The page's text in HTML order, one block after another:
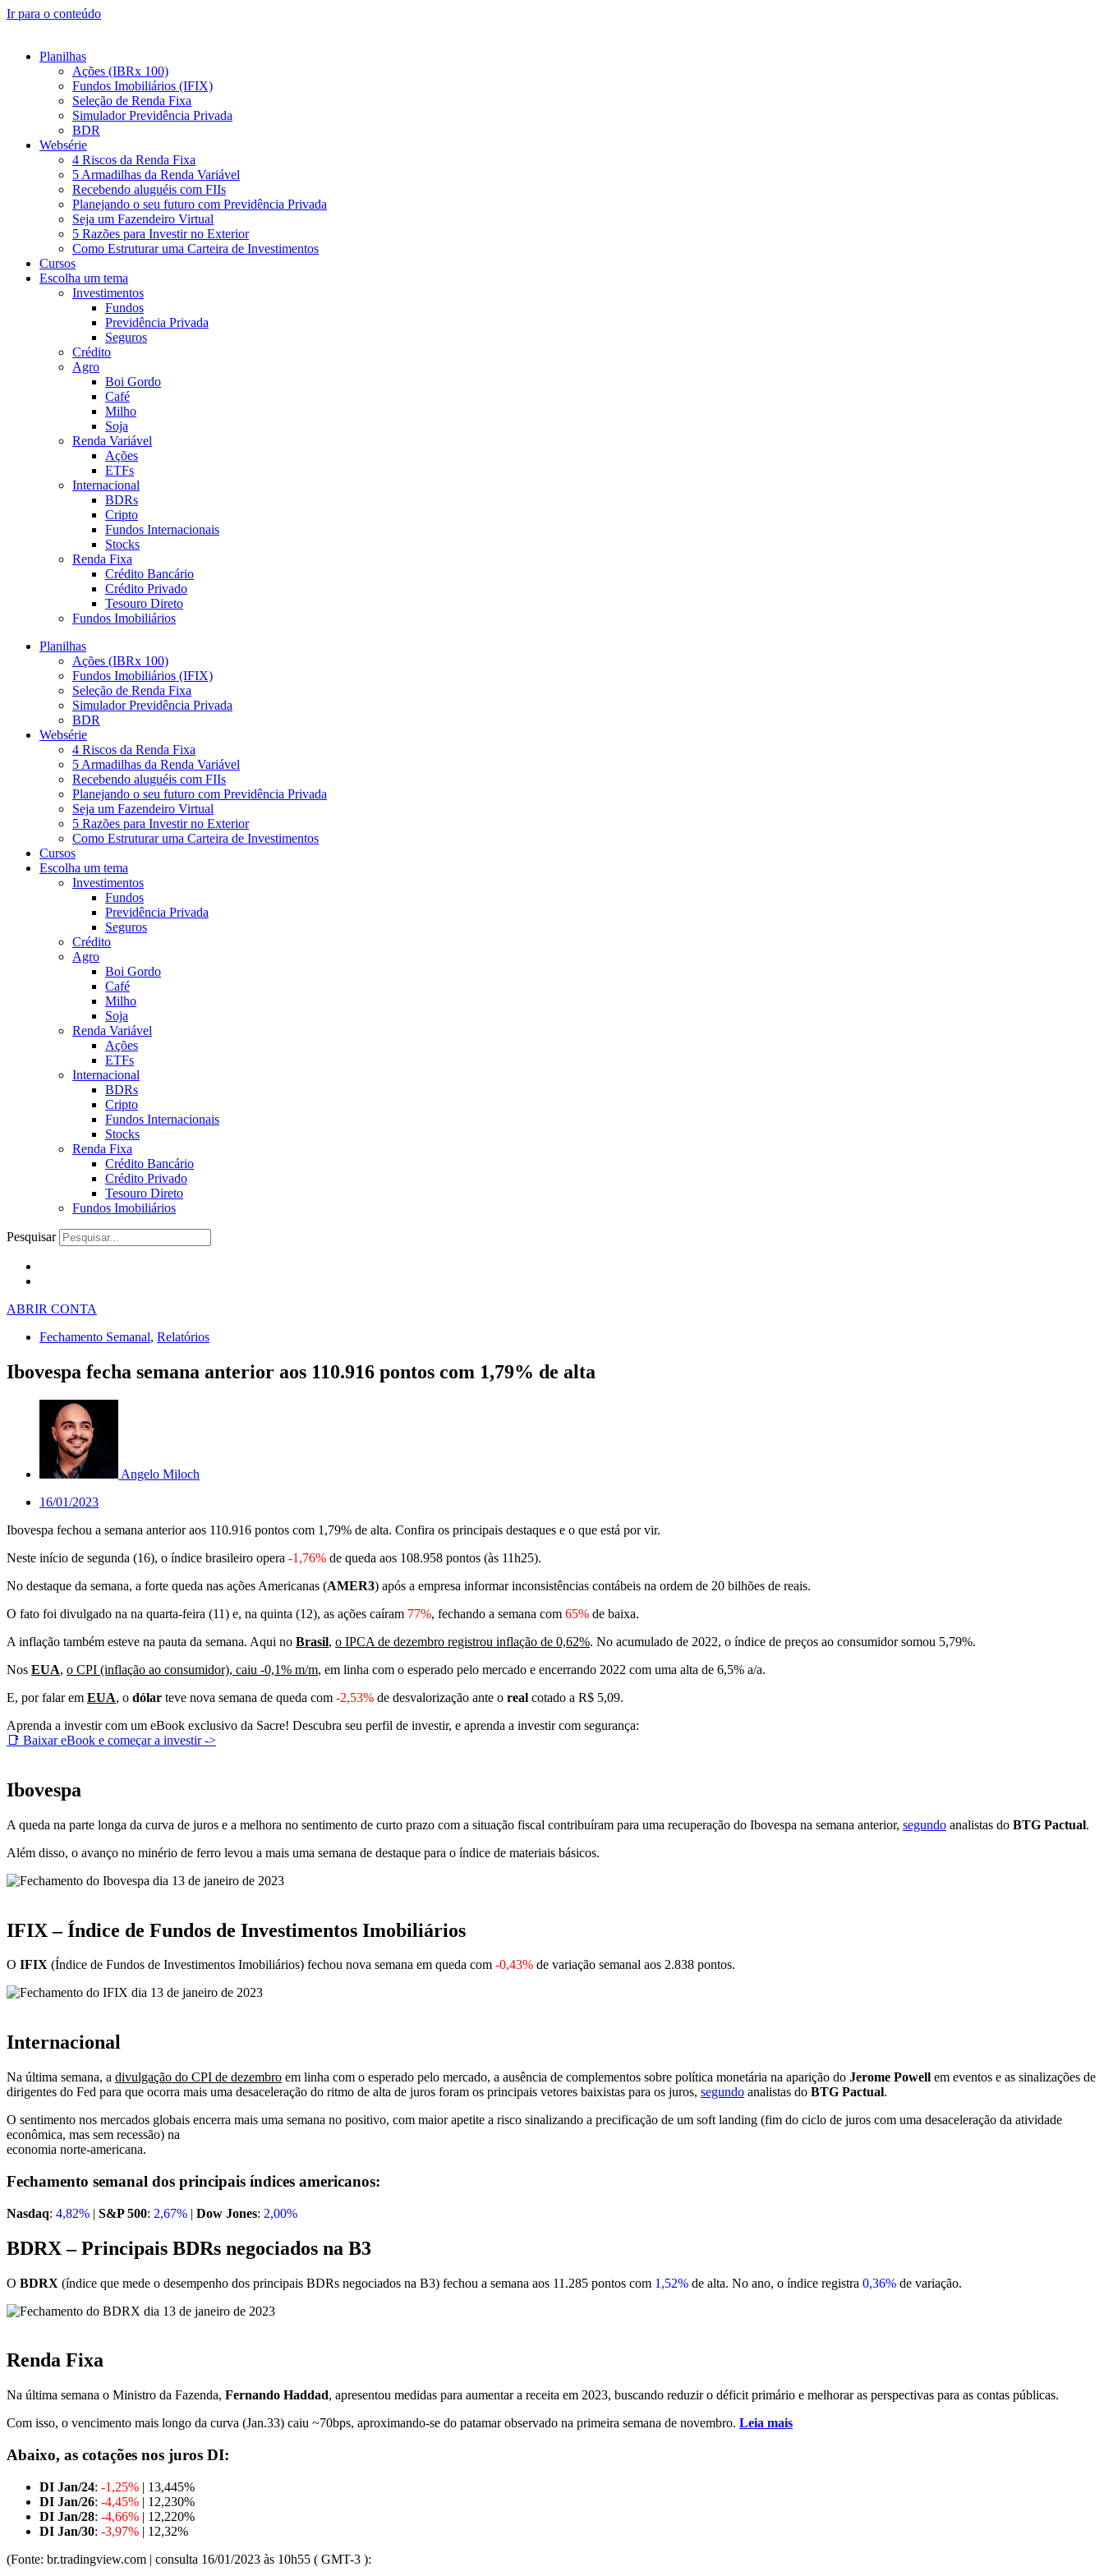
Ir para o conteúdo
Planilhas
Ações (IBRx 100)
Fundos Imobiliários (IFIX)
Seleção de Renda Fixa
Simulador Previdência Privada
BDR
Websérie
4 Riscos da Renda Fixa
5 Armadilhas da Renda Variável
Recebendo aluguéis com FIIs
Planejando o seu futuro com Previdência Privada
Seja um Fazendeiro Virtual
5 Razões para Investir no Exterior
Como Estruturar uma Carteira de Investimentos
Cursos
Escolha um tema
Investimentos
Fundos
Previdência Privada
Seguros
Crédito
Agro
Boi Gordo
Café
Milho
Soja
Renda Variável
Ações
ETFs
Internacional
BDRs
Cripto
Fundos Internacionais
Stocks
Renda Fixa
Crédito Bancário
Crédito Privado
Tesouro Direto
Fundos Imobiliários
Planilhas
Ações (IBRx 100)
Fundos Imobiliários (IFIX)
Seleção de Renda Fixa
Simulador Previdência Privada
BDR
Websérie
4 Riscos da Renda Fixa
5 Armadilhas da Renda Variável
Recebendo aluguéis com FIIs
Planejando o seu futuro com Previdência Privada
Seja um Fazendeiro Virtual
5 Razões para Investir no Exterior
Como Estruturar uma Carteira de Investimentos
Cursos
Escolha um tema
Investimentos
Fundos
Previdência Privada
Seguros
Crédito
Agro
Boi Gordo
Café
Milho
Soja
Renda Variável
Ações
ETFs
Internacional
BDRs
Cripto
Fundos Internacionais
Stocks
Renda Fixa
Crédito Bancário
Crédito Privado
Tesouro Direto
Fundos Imobiliários
Pesquisar
ABRIR CONTA
Fechamento Semanal, Relatórios
Ibovespa fecha semana anterior aos 110.916 pontos com 1,79% de alta
Angelo Miloch
16/01/2023
Ibovespa fechou a semana anterior aos 110.916 pontos com 1,79% de alta. Confira os principais destaques e o que está por vir.
Neste início de segunda (16), o índice brasileiro opera -1,76% de queda aos 108.958 pontos (às 11h25).
No destaque da semana, a forte queda nas ações Americanas (AMER3) após a empresa informar inconsistências contábeis na ordem de 20 bilhões de reais.
O fato foi divulgado na na quarta-feira (11) e, na quinta (12), as ações caíram 77%, fechando a semana com 65% de baixa.
A inflação também esteve na pauta da semana. Aqui no Brasil, o IPCA de dezembro registrou inflação de 0,62%. No acumulado de 2022, o índice de preços ao consumidor somou 5,79%.
Nos EUA, o CPI (inflação ao consumidor), caiu -0,1% m/m, em linha com o esperado pelo mercado e encerrando 2022 com uma alta de 6,5% a/a.
E, por falar em EUA, o dólar teve nova semana de queda com -2,53% de desvalorização ante o real cotado a R$ 5,09.
Aprenda a investir com um eBook exclusivo da Sacre! Descubra seu perfil de investir, e aprenda a investir com segurança:
📑 Baixar eBook e começar a investir ->
Ibovespa
A queda na parte longa da curva de juros e a melhora no sentimento de curto prazo com a situação fiscal contribuíram para uma recuperação do Ibovespa na semana anterior, segundo analistas do BTG Pactual.
Além disso, o avanço no minério de ferro levou a mais uma semana de destaque para o índice de materiais básicos.
IFIX – Índice de Fundos de Investimentos Imobiliários
O IFIX (Índice de Fundos de Investimentos Imobiliários) fechou nova semana em queda com -0,43% de variação semanal aos 2.838 pontos.
Internacional
Na última semana, a divulgação do CPI de dezembro em linha com o esperado pelo mercado, a ausência de complementos sobre política monetária na aparição do Jerome Powell em eventos e as sinalizações de
dirigentes do Fed para que ocorra mais uma desaceleração do ritmo de alta de juros foram os principais vetores baixistas para os juros, segundo analistas do BTG Pactual.
O sentimento nos mercados globais encerra mais uma semana no positivo, com maior apetite a risco sinalizando a precificação de um soft landing (fim do ciclo de juros com uma desaceleração da atividade
econômica, mas sem recessão) na
economia norte-americana.
Fechamento semanal dos principais índices americanos:
Nasdaq: 4,82% | S&P 500: 2,67% | Dow Jones: 2,00%
BDRX – Principais BDRs negociados na B3
O BDRX (índice que mede o desempenho dos principais BDRs negociados na B3) fechou a semana aos 11.285 pontos com 1,52% de alta. No ano, o índice registra 0,36% de variação.
Renda Fixa
Na última semana o Ministro da Fazenda, Fernando Haddad, apresentou medidas para aumentar a receita em 2023, buscando reduzir o déficit primário e melhorar as perspectivas para as contas públicas.
Com isso, o vencimento mais longo da curva (Jan.33) caiu ~70bps, aproximando-se do patamar observado na primeira semana de novembro. Leia mais
Abaixo, as cotações nos juros DI:
DI Jan/24: -1,25% | 13,445%
DI Jan/26: -4,45% | 12,230%
DI Jan/28: -4,66% | 12,220%
DI Jan/30: -3,97% | 12,32%
(Fonte: br.tradingview.com | consulta 16/01/2023 às 10h55 ( GMT-3 ):